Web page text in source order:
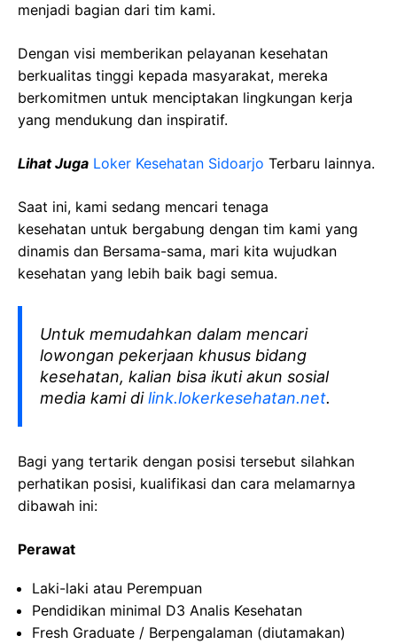
menjadi bagian dari tim kami.
Dengan visi memberikan pelayanan kesehatan
berkualitas tinggi kepada masyarakat, mereka
berkomitmen untuk menciptakan lingkungan kerja
yang mendukung dan inspiratif.
Lihat Juga Loker Kesehatan Sidoarjo Terbaru lainnya.
Saat ini, kami sedang mencari tenaga
kesehatan untuk bergabung dengan tim kami yang
dinamis dan Bersama-sama, mari kita wujudkan
kesehatan yang lebih baik bagi semua.
Untuk memudahkan dalam mencari
lowongan pekerjaan khusus bidang
kesehatan, kalian bisa ikuti akun sosial
media kami dilink.lokerkesehatan.net.
Bagi yang tertarik dengan posisi tersebut silahkan
perhatikan posisi, kualifikasi dan cara melamarnya
dibawah ini:
Perawat
Laki-laki atau Perempuan
Pendidikan minimal D3 Analis Kesehatan
Fresh Graduate / Berpengalaman (diutamakan)